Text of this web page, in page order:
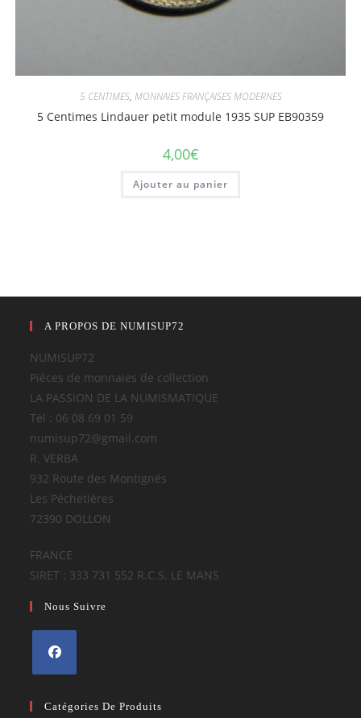
5 CENTIMES, MONNAIES FRANÇAISES MODERNES
5 Centimes Lindauer petit module 1935 SUP EB90359
4,00€
Ajouter au panier
A PROPOS DE NUMISUP72
NUMISUP72
Pièces de monnaies de collection
LA PASSION DE LA NUMISMATIQUE
Tél : 06 08 69 01 59
numisup72@gmail.com
R. VERBA
932 Route des Montignés
Les Péchetières
72390 DOLLON
FRANCE
SIRET : 333 731 552 R.C.S. LE MANS
Nous Suivre
dansCatégories De Produits